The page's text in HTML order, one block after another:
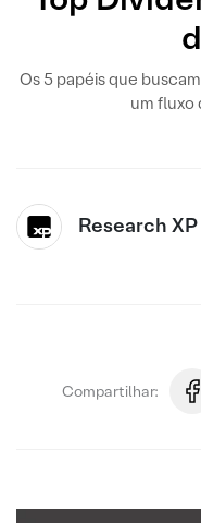
Os 5 papéis que
um fluxo
Research XP
Compartilhar: